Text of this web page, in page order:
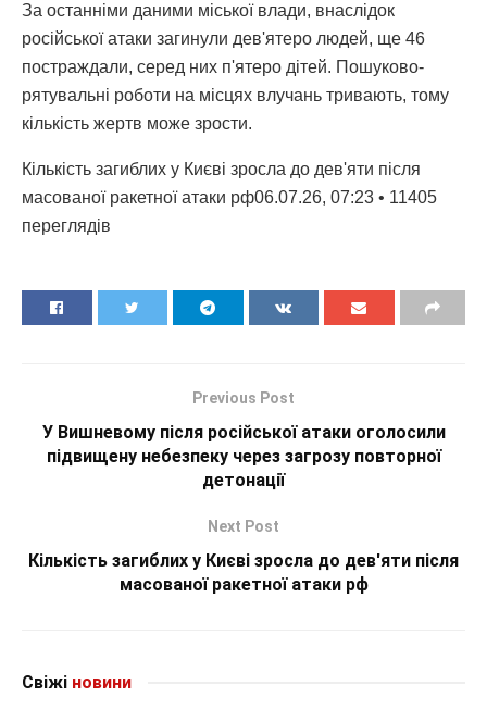
За останніми даними міської влади, внаслідок
російської атаки загинули дев'ятеро людей, ще 46
постраждали, серед них п'ятеро дітей. Пошуково-
рятувальні роботи на місцях влучань тривають, тому
кількість жертв може зрости.
Кількість загиблих у Києві зросла до дев'яти після
масованої ракетної атаки рф06.07.26, 07:23 • 11405
переглядiв
Previous Post
У Вишневому після російської атаки оголосили
підвищену небезпеку через загрозу повторної
детонації
Next Post
Кількість загиблих у Києві зросла до дев'яти після
масованої ракетної атаки рф
Свіжі новини